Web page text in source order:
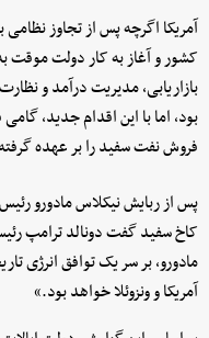
آمریکا اگرچه پس از تجاوز
کشور و آغاز به کار دولت موقت
بازاریابی، مدیریت درآمد و
بود، اما با این اقدام جدید،
فروش نفت سفید را بر عهده
پس از ربایش نیکلاس مادورو
کاخ سفید گفت دونالد ترامپ
مادورو، بر سر یک توافق انرژی
آمریکا و ونزوئلا خواهد بود.»